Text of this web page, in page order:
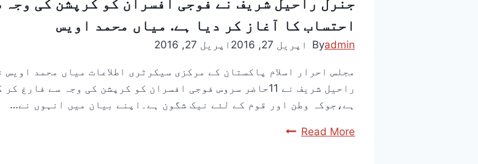
احتساب کا آغاز کر دیا ہے. میاں محمد اویس
Byadmin اپریل 27, 2016 اپریل 27, 2016
مجلس احرار اسلام پاکستان کے مرکزی سیکرٹری اطلاعات میاں محمد
راحیل شریف نے 11حاضر سروس فوجی افسران کو کرپشن کی وجہ سے
ہے،جوکہ وطن اور قوم کے لئے نیک شگون ہے۔اپنے بیان میں انہوں نے…
Read More